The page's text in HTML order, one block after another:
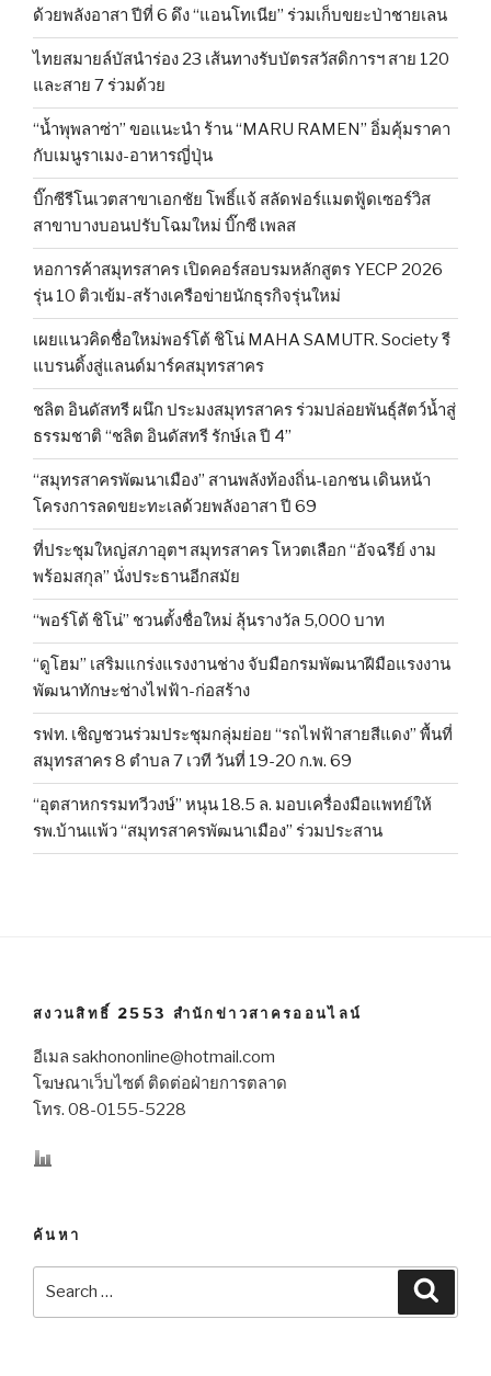
ด้วยพลังอาสา ปีที่ 6 ดึง “แอนโทเนีย” ร่วมเก็บขยะป่าชายเลน
ไทยสมายล์บัสนำร่อง 23 เส้นทางรับบัตรสวัสดิการฯ สาย 120
และสาย 7 ร่วมด้วย
“น้ำพุพลาซ่า” ขอแนะนำ ร้าน “MARU RAMEN” อิ่มคุ้มราคา
กับเมนูราเมง-อาหารญี่ปุ่น
บิ๊กซีรีโนเวตสาขาเอกชัย โพธิ์แจ้ สลัดฟอร์แมตฟู้ดเซอร์วิส
สาขาบางบอนปรับโฉมใหม่ บิ๊กซี เพลส
หอการค้าสมุทรสาคร เปิดคอร์สอบรมหลักสูตร YECP 2026
รุ่น 10 ติวเข้ม-สร้างเครือข่ายนักธุรกิจรุ่นใหม่
เผยแนวคิดชื่อใหม่พอร์โต้ ชิโน่ MAHA SAMUTR. Society รี
แบรนดิ้งสู่แลนด์มาร์คสมุทรสาคร
ชลิต อินดัสทรี ผนึก ประมงสมุทรสาคร ร่วมปล่อยพันธุ์สัตว์น้ำสู่
ธรรมชาติ “ชลิต อินดัสทรี รักษ์เล ปี 4”
“สมุทรสาครพัฒนาเมือง” สานพลังท้องถิ่น-เอกชน เดินหน้า
โครงการลดขยะทะเลด้วยพลังอาสา ปี 69
ที่ประชุมใหญ่สภาอุตฯ สมุทรสาคร โหวตเลือก “อัจฉรีย์ งาม
พร้อมสกุล” นั่งประธานอีกสมัย
“พอร์โต้ ชิโน่” ชวนตั้งชื่อใหม่ ลุ้นรางวัล 5,000 บาท
“ดูโฮม” เสริมแกร่งแรงงานช่าง จับมือกรมพัฒนาฝีมือแรงงาน
พัฒนาทักษะช่างไฟฟ้า-ก่อสร้าง
รฟท. เชิญชวนร่วมประชุมกลุ่มย่อย “รถไฟฟ้าสายสีแดง” พื้นที่
สมุทรสาคร 8 ตำบล 7 เวที วันที่ 19-20 ก.พ. 69
“อุตสาหกรรมทวีวงษ์” หนุน 18.5 ล. มอบเครื่องมือแพทย์ให้
รพ.บ้านแพ้ว “สมุทรสาครพัฒนาเมือง” ร่วมประสาน
สงวนสิทธิ์ 2553 สำนักข่าวสาครออนไลน์
อีเมล sakhononline@hotmail.com
โฆษณาเว็บไซต์ ติดต่อฝ่ายการตลาด
โทร. 08-0155-5228
ค้นหา